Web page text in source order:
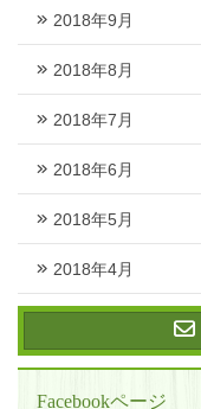
2018年9月
2018年8月
2018年7月
2018年6月
2018年5月
2018年4月
Facebookページ